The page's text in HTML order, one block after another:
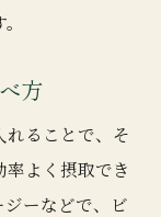
方
ることで、そ
よく摂取でき
ーなどで、ビ